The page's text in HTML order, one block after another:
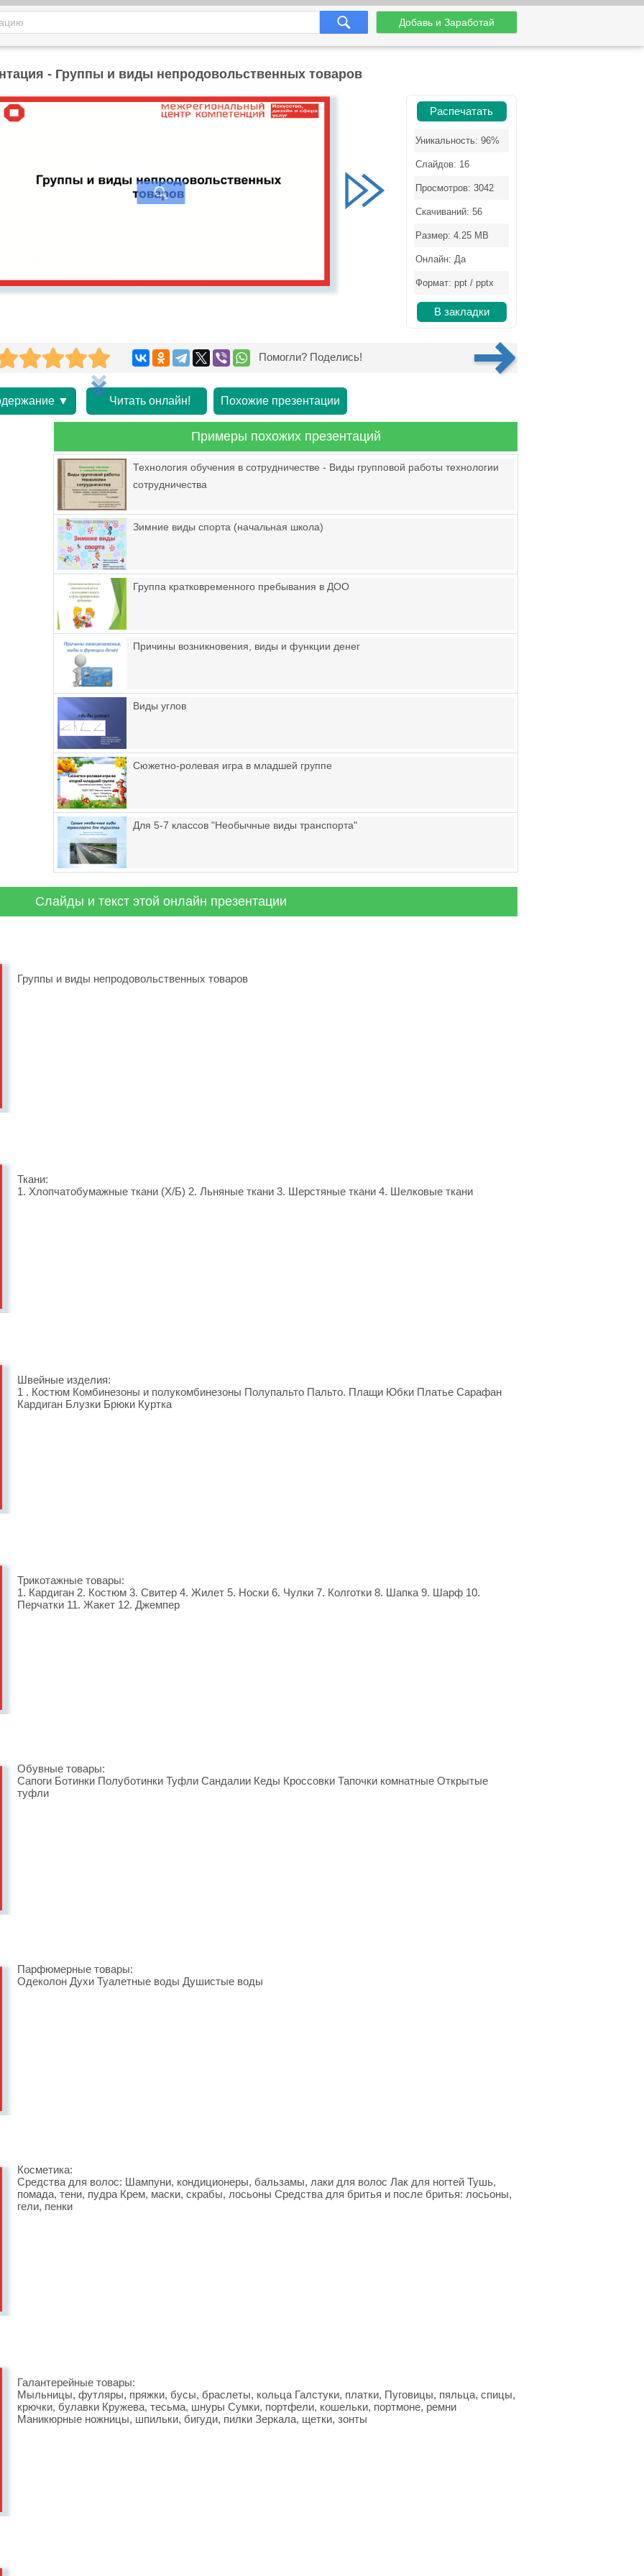
Добавь и Заработай
- Группы и виды непродовольственных товаров
Распечатать
Уникальность: 96%
Слайдов: 16
Просмотров: 3042
Скачиваний: 56
Размер: 4.25 MB
Онлайн: Да
Формат: ppt / pptx
В закладки
Помогли? Поделись!
▼ Читать онлайн! Похожие презентации
Примеры похожих презентаций
Технология обучения в сотрудничестве - Виды групповой работы технологии
сотрудничества
Зимние виды спорта (начальная школа)
Группа кратковременного пребывания в ДОО
Причины возникновения, виды и функции денег
Виды углов
Сюжетно-ролевая игра в младшей группе
Для 5-7 классов "Необычные виды транспорта"
Слайды и текст этой онлайн презентации
Группы и виды непродовольственных товаров
Ткани:
1. Хлопчатобумажные ткани (Х/Б) 2. Льняные ткани 3. Шерстяные ткани 4. Шелковые ткани
Швейные изделия:
1 . Костюм Комбинезоны и полукомбинезоны Полупальто Пальто. Плащи Юбки Платье Сарафан
Кардиган Блузки Брюки Куртка
Трикотажные товары:
1. Кардиган 2. Костюм 3. Свитер 4. Жилет 5. Носки 6. Чулки 7. Колготки 8. Шапка 9. Шарф 10.
Перчатки 11. Жакет 12. Джемпер
Обувные товары:
Сапоги Ботинки Полуботинки Туфли Сандалии Кеды Кроссовки Тапочки комнатные Открытые
туфли
Парфюмерные товары:
Одеколон Духи Туалетные воды Душистые воды
Косметика:
Средства для волос: Шампуни, кондиционеры, бальзамы, лаки для волос Лак для ногтей Тушь,
помада, тени, пудра Крем, маски, скрабы, лосьоны Средства для бритья и после бритья: лосьоны,
гели, пенки
Галантерейные товары:
Мыльницы, футляры, пряжки, бусы, браслеты, кольца Галстуки, платки, Пуговицы, пяльца, спицы,
крючки, булавки Кружева, тесьма, шнуры Сумки, портфели, кошельки, портмоне, ремни
Маникюрные ножницы, шпильки, бигуди, пилки Зеркала, щетки, зонты